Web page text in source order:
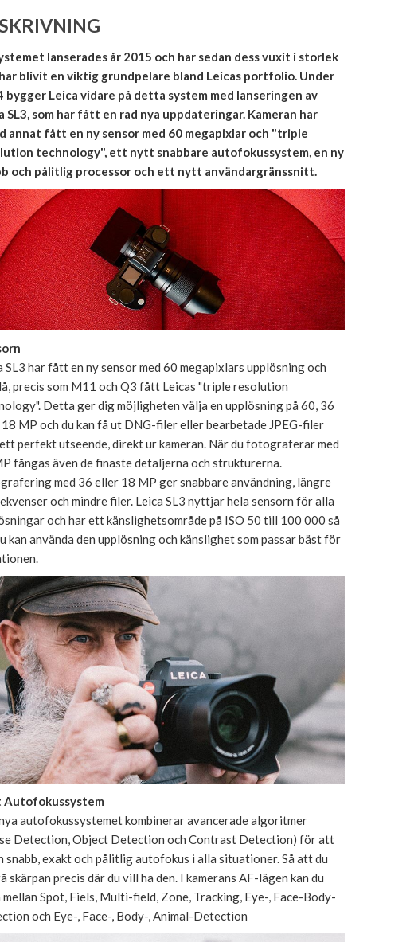
lanserades år 2015 och har sedan dess vuxit i storlek
blivit en viktig grundpelare bland Leicas portfolio. Under
bygger Leica vidare på detta system med lanseringen av
SL3, som har fått en rad nya uppdateringar. Kameran har
annat fått en ny sensor med 60 megapixlar och "triple
technology", ett nytt snabbare autofokussystem, en ny
och pålitlig processor och ett nytt användargränssnitt.
SL3 har fått en ny sensor med 60 megapixlars upplösning och
precis som M11 och Q3 fått Leicas "triple resolution
Detta ger dig möjligheten välja en upplösning på 60, 36
MP och du kan få ut DNG-filer eller bearbetade JPEG-filer
perfekt utseende, direkt ur kameran. När du fotograferar med
fångas även de finaste detaljerna och strukturerna.
med 36 eller 18 MP ger snabbare användning, längre
och mindre filer. Leica SL3 nyttjar hela sensorn för alla
och har ett känslighetsområde på ISO 50 till 100 000 så
kan använda den upplösning och känslighet som passar bäst för
Autofokussystem
autofokussystemet kombinerar avancerade algoritmer
Detection, Object Detection och Contrast Detection) för att
snabb, exakt och pålitlig autofokus i alla situationer. Så att du
skärpan precis där du vill ha den. I kamerans AF-lägen kan du
Spot, Fiels, Multi-field, Zone, Tracking, Eye-, Face-Body-
och Eye-, Face-, Body-, Animal-Detection